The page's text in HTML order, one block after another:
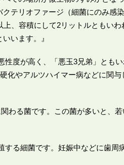
テリオファージ（細菌にのみ感
、容積にして2リットルともいわ
います。』
性度が高く、「悪玉3兄弟」とも
化やアルツハイマー病などに関与
わる菌です。この菌が多いと、
する細菌です。妊娠中などに歯周